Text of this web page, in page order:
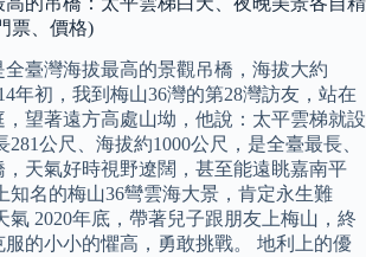
票、價格)
臺灣海拔最高的景觀吊橋，海拔大約
年初，我到梅山36灣的第28灣訪友，站在
，望著遠方高處山坳，他說：太平雲梯就設
公尺、海拔約1000公尺，是全臺最長、
天氣好時視野遼闊，甚至能遠眺嘉南平
知名的梅山36彎雲海大景，肯定永生難
氣 2020年底，帶著兒子跟朋友上梅山，終
的小小的懼高，勇敢挑戰。 地利上的優